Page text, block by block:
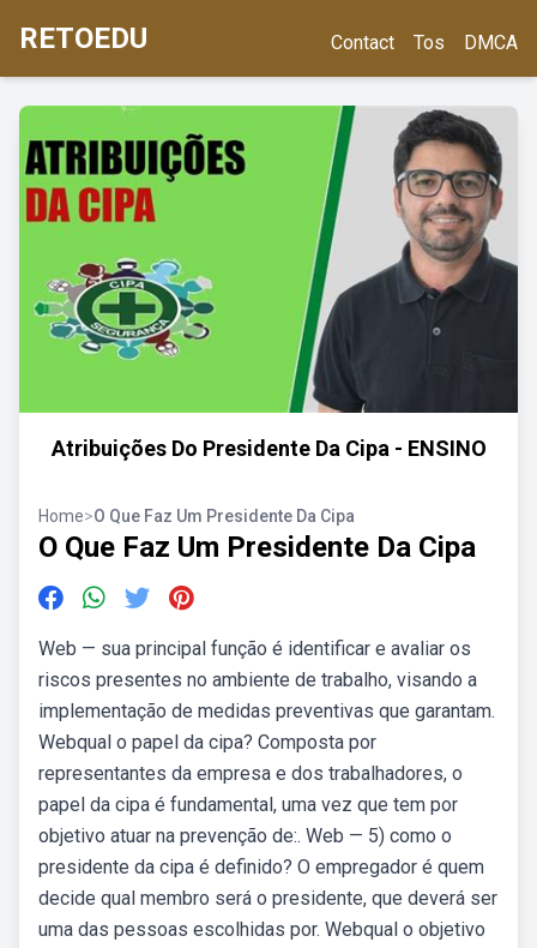
RETOEDU Contact Tos DMCA
Atribuições Do Presidente Da Cipa - ENSINO
Home>O Que Faz Um Presidente Da Cipa
O Que Faz Um Presidente Da Cipa
Web — sua principal função é identificar e avaliar os
riscos presentes no ambiente de trabalho, visando a
implementação de medidas preventivas que garantam.
Webqual o papel da cipa? Composta por
representantes da empresa e dos trabalhadores, o
papel da cipa é fundamental, uma vez que tem por
objetivo atuar na prevenção de:. Web — 5) como o
presidente da cipa é definido? O empregador é quem
decide qual membro será o presidente, que deverá ser
uma das pessoas escolhidas por. Webqual o objetivo